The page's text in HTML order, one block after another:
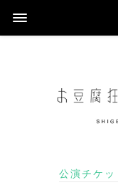
公演チケッ